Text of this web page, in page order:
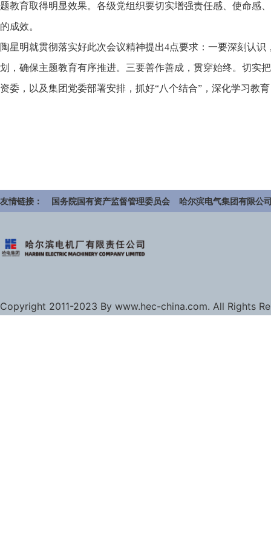
题教育取得明显效果。各级党组织要切实增强责任感、使命感
的成效。
陶星明就贯彻落实好此次会议精神提出4点要求：一要深刻认
划，确保主题教育有序推进。三要善作善成，贯穿始终。切实
资委，以及集团党委部署安排，抓好“八个结合”，深化学习教
友情链接： 国务院国有资产监督管理委员会 哈尔滨电气集团有限公
Copyright 2011-2023 By www.hec-china.com. All Rights